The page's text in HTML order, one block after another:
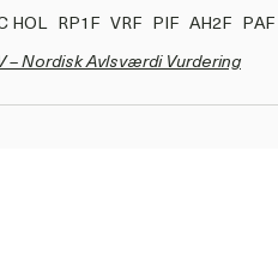
HOL RP1F VRF PIF AH2F PAF
– Nordisk Avlsværdi Vurdering